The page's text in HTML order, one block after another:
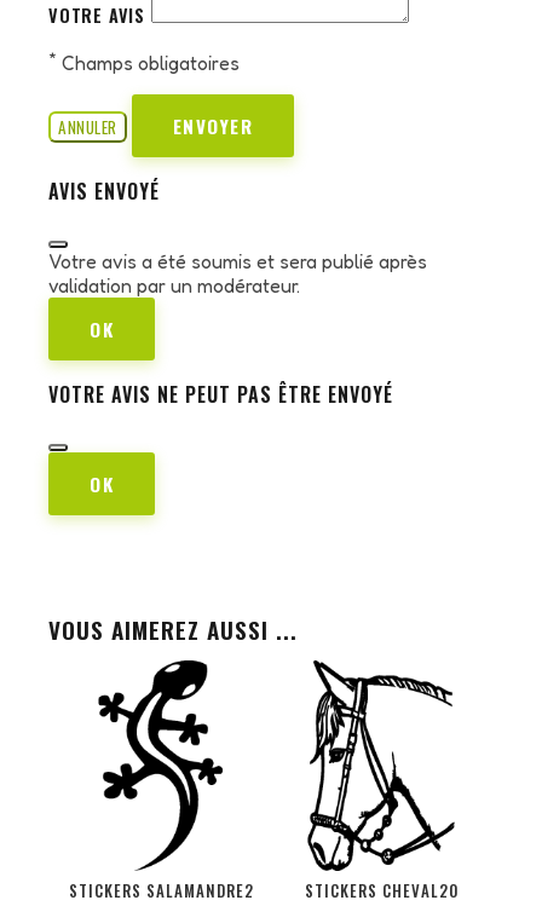
VOTRE AVIS
* Champs obligatoires
ANNULER ENVOYER
AVIS ENVOYÉ
Votre avis a été soumis et sera publié après
validation par un modérateur.
OK
VOTRE AVIS NE PEUT PAS ÊTRE ENVOYÉ
OK
VOUS AIMEREZ AUSSI ...
STICKERS SALAMANDRE2
PERSONNALISER
STICKERS CHEVAL20
PERSONNALISER